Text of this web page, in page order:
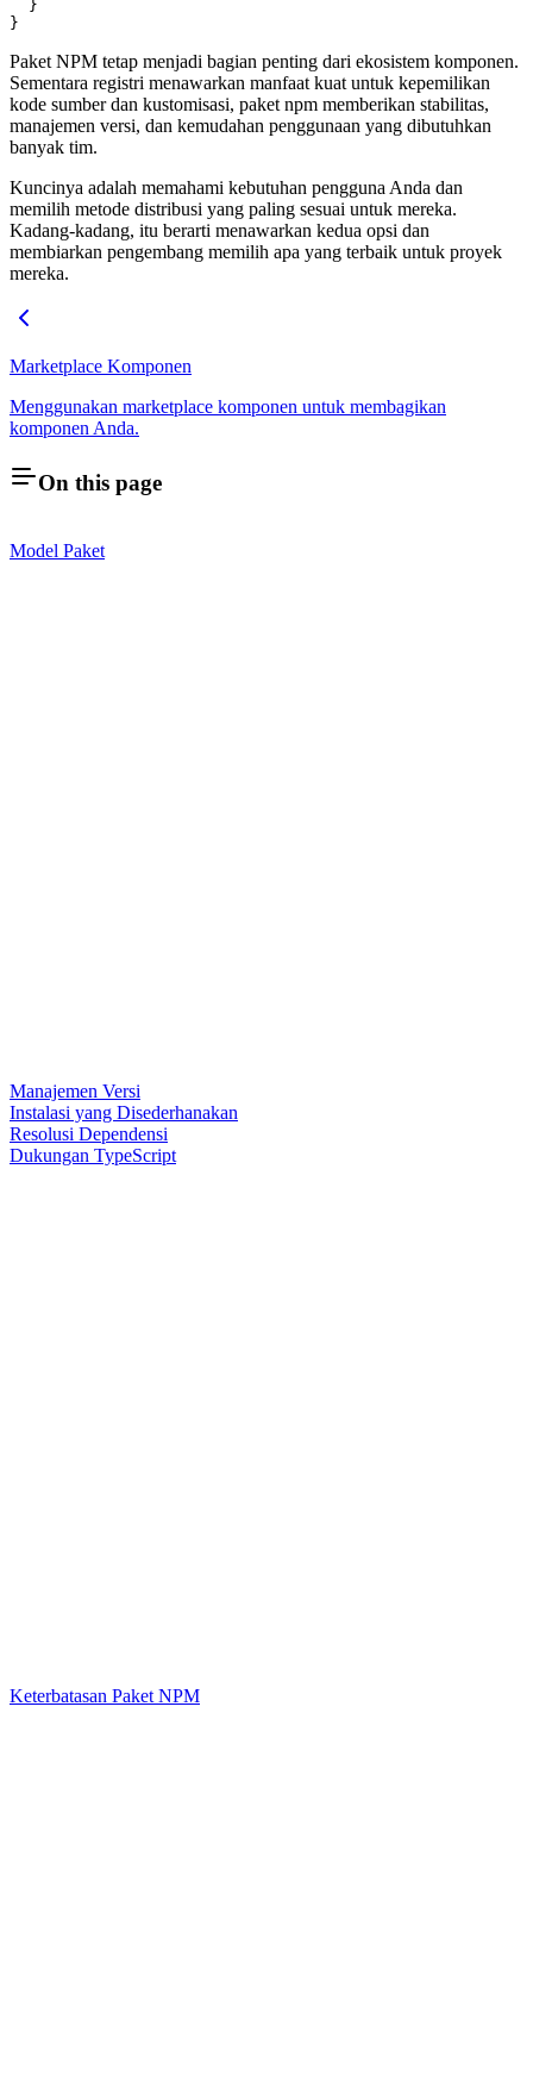
  }
}
Paket NPM tetap menjadi bagian penting dari ekosistem komponen.
Sementara registri menawarkan manfaat kuat untuk kepemilikan
kode sumber dan kustomisasi, paket npm memberikan stabilitas,
manajemen versi, dan kemudahan penggunaan yang dibutuhkan
banyak tim.
Kuncinya adalah memahami kebutuhan pengguna Anda dan
memilih metode distribusi yang paling sesuai untuk mereka.
Kadang-kadang, itu berarti menawarkan kedua opsi dan
membiarkan pengembang memilih apa yang terbaik untuk proyek
mereka.
Marketplace Komponen
Menggunakan marketplace komponen untuk membagikan
komponen Anda.
On this page
Model Paket
Manajemen Versi
Instalasi yang Disederhanakan
Resolusi Dependensi
Dukungan TypeScript
Keterbatasan Paket NPM